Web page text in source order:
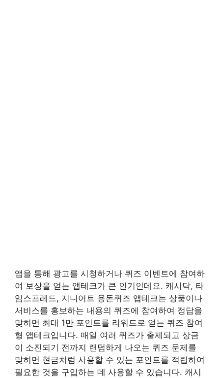
앱을 통해 광고를 시청하거나 퀴즈 이벤트에 참여하
여 보상을 얻는 앱테크가 큰 인기인데요. 캐시닥, 타
임스프레드, 지니어트 용돈퀴즈 앱테크는 상품이나
서비스를 홍보하는 내용의 퀴즈에 참여하여 정답을
맞히면 최대 1만 포인트를 리워드로 얻는 퀴즈 참여
형 앱테크입니다. 매일 여러 퀴즈가 출제되고 상금
이 소진되기 전까지 랜덤하게 나오는 퀴즈 문제를
맞히면 현금처럼 사용할 수 있는 포인트를 적립하여
필요한 것을 구입하는 데 사용할 수 있습니다. 캐시